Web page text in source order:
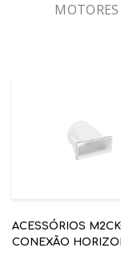
ACESSÓRIOS
CONEXÃO